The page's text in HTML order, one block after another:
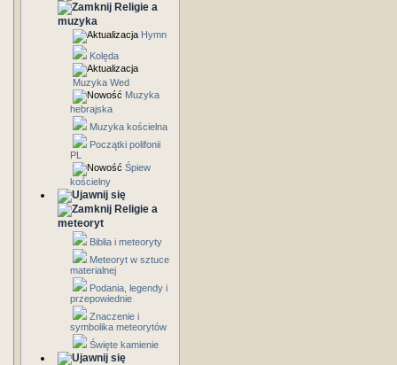
Religie a
muzyka
Hymn
Kolęda
Muzyka Wed
Muzyka
hebrajska
Muzyka kościelna
Początki polifonii
PL
Śpiew
kościelny
Religie a
meteoryt
Biblia i meteoryty
Meteoryt w sztuce
materialnej
Podania, legendy i
przepowiednie
Znaczenie i
symbolika meteorytów
Święte kamienie